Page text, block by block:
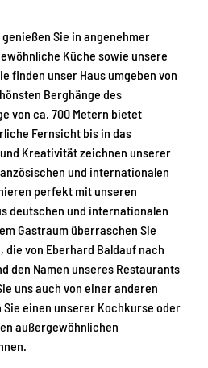
Sie in angenehmer
Küche sowie unsere
finden unser Haus umgeben von
Berghänge des
von ca. 700 Metern bietet
Fernsicht bis in das
Kreativität zeichnen unserer
und internationalen
perfekt mit unseren
deutschen und internationalen
Gastraum überraschen Sie
die von Eberhard Baldauf nach
den Namen unseres Restaurants
uns auch von einer anderen
Sie einen unserer Kochkurse oder
außergewöhnlichen